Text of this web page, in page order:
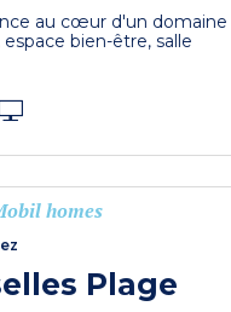
au cœur d'un domaine
bien-être, salle
homes
Plage